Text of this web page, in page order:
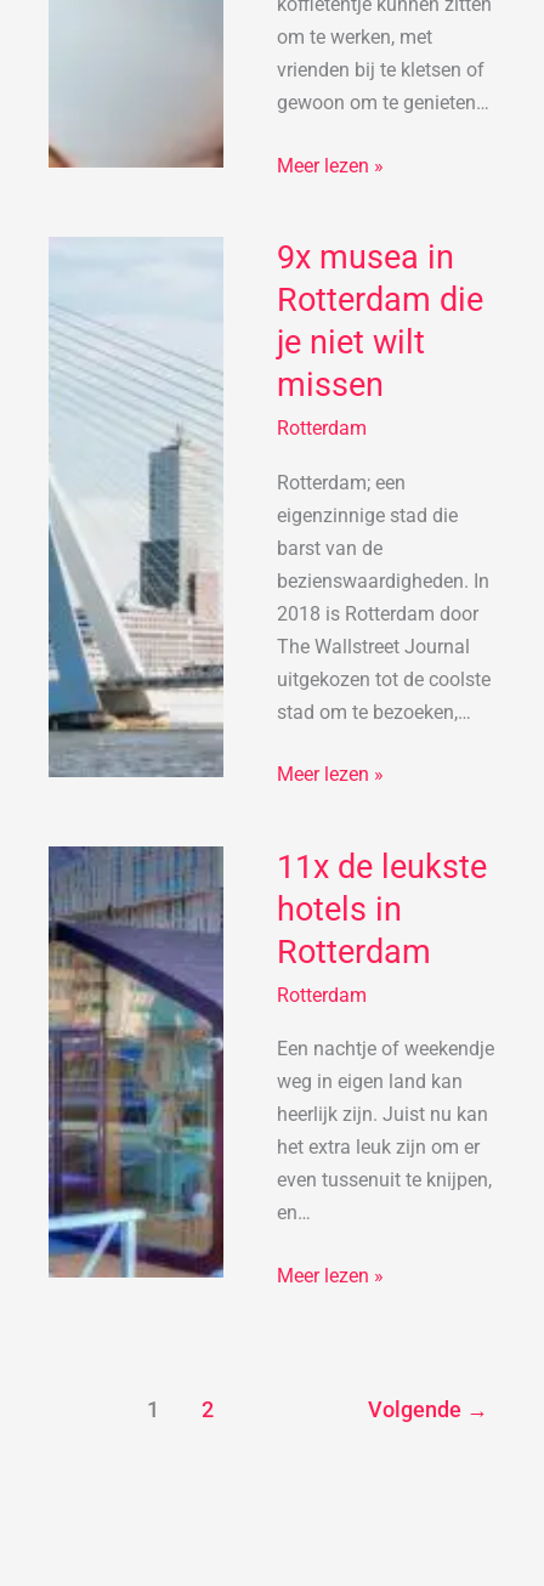
om te werken, met
vrienden bij te kletsen of
gewoon om te genieten…
Meer lezen »
9x musea in
Rotterdam die
je niet wilt
missen
Rotterdam
Rotterdam; een
eigenzinnige stad die
barst van de
bezienswaardigheden. In
2018 is Rotterdam door
The Wallstreet Journal
uitgekozen tot de coolste
stad om te bezoeken,…
9x
musea
in
Rotterdam
die
je
wilt
missen
Meer lezen »
11x de leukste
hotels in
Rotterdam
Rotterdam
Een nachtje of weekendje
weg in eigen land kan
heerlijk zijn. Juist nu kan
het extra leuk zijn om er
even tussenuit te knijpen,
en…
11x
de
leukste
hotels
in
Meer lezen »
1 2 Volgende →